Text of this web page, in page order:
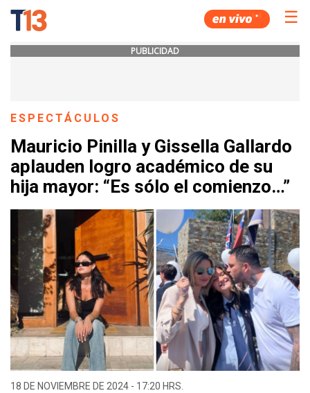
☰
PUBLICIDAD
ESPECTÁCULOS
Mauricio Pinilla y Gissella Gallardo
aplauden logro académico de su
hija mayor: “Es sólo el comienzo…”
18 DE NOVIEMBRE DE 2024 - 17:20 HRS.